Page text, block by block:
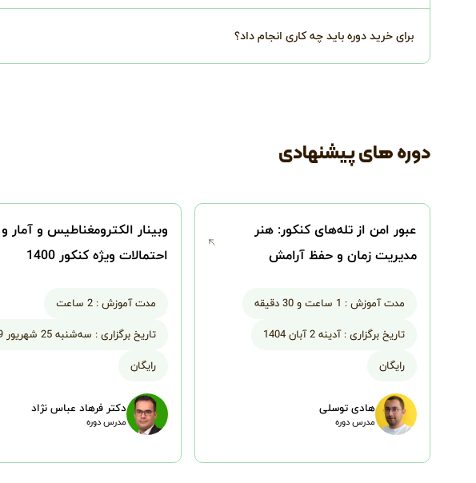
برای خرید دوره باید چه کاری انجام داد؟
دوره های پیشنهادی
عبور امن از تله‌های کنکور: هنر
مدیریت زمان و حفظ آرامش
مدت آموزش : 1 ساعت و 30 دقیقه
تاریخ برگزاری : آدینه 2 آبان 1404
رایگان
هادی توسلی
مدرس دوره
وبینار الکترومغناطیس و آمار و
احتمالات ویژه کنکور 1400
مدت آموزش : 2 ساعت
تاریخ برگزاری : سه‌شنبه 25 شهریور 1399
رایگان
دکتر فرهاد عباس نژاد
مدرس دوره